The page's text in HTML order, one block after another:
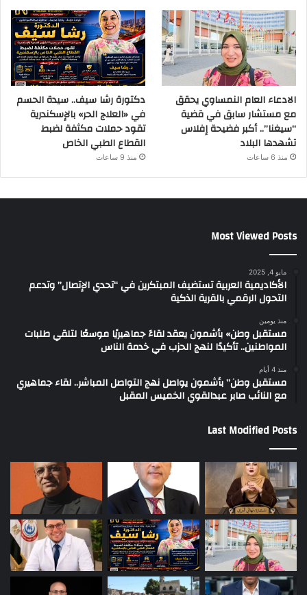
الادعاء العام النمساوي يحقق
مع مستشار سابق في قضية
“سيغنا”.. أكبر فضيحة إفلاس
تشهدها البلاد
منذ 6 ساعات
دكتورة رشا سيف.. سيدة الحسم
في «العلاج الحر» بالإسكندرية
تقود حملات مكثفة لضبط
القطاع الطبي الخاص
منذ 9 ساعات
Most Viewed Posts
مايو 4, 2025
الأكاديمية العربية تستضيف المبتكرين في “تحدي الإتصال” وتدعم
التحول الرقمي بالقرية الذكية
منذ يومين
مستقبل وطن» بأشمون يعقد لقاءً جماهيريًا موسعًا لتلقي طلبات
المواطنين.. تأكيدًا لنهج الحزب في خدمة الناس
منذ 4 أيام
مستقبل وطن” بأشمون يواصل نهج التواصل المباشر.. لقاء جماهيري
مع النائب صابر عبدالقوي الخميس المقبل
Last Modified Posts